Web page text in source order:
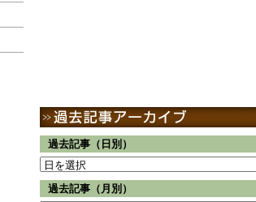
過去記事（日別）
過去記事（月別）